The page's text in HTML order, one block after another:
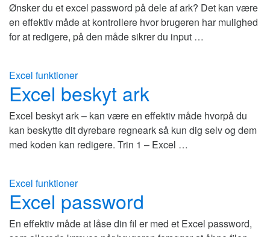
Ønsker du et excel password på dele af ark? Det kan være
en effektiv måde at kontrollere hvor brugeren har mulighed
for at redigere, på den måde sikrer du input …
Excel funktioner
Excel beskyt ark
Excel beskyt ark – kan være en effektiv måde hvorpå du
kan beskytte dit dyrebare regneark så kun dig selv og dem
med koden kan redigere. Trin 1 – Excel …
Excel funktioner
Excel password
En effektiv måde at låse din fil er med et Excel password,